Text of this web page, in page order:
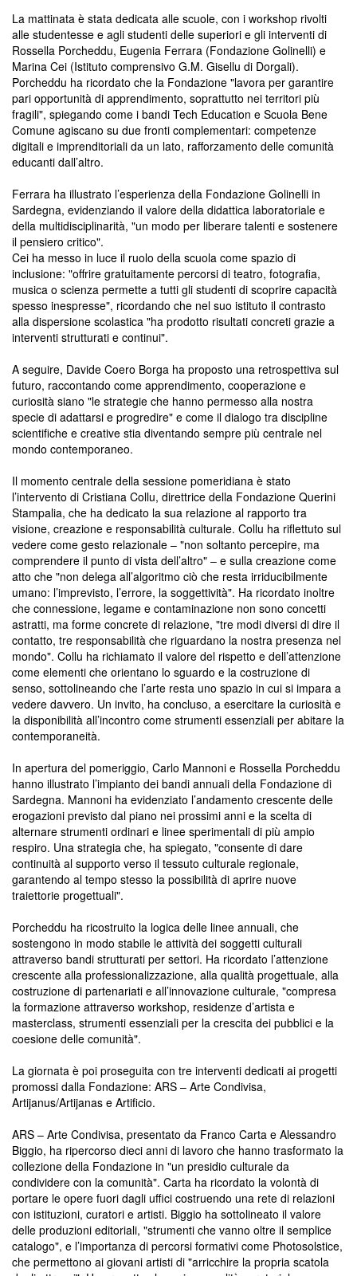
La mattinata è stata dedicata alle scuole, con i workshop rivolti
alle studentesse e agli studenti delle superiori e gli interventi di
Rossella Porcheddu, Eugenia Ferrara (Fondazione Golinelli) e
Marina Cei (Istituto comprensivo G.M. Gisellu di Dorgali).
Porcheddu ha ricordato che la Fondazione "lavora per garantire
pari opportunità di apprendimento, soprattutto nei territori più
fragili", spiegando come i bandi Tech Education e Scuola Bene
Comune agiscano su due fronti complementari: competenze
digitali e imprenditoriali da un lato, rafforzamento delle comunità
educanti dall’altro.
Ferrara ha illustrato l’esperienza della Fondazione Golinelli in
Sardegna, evidenziando il valore della didattica laboratoriale e
della multidisciplinarità, "un modo per liberare talenti e sostenere
il pensiero critico".
Cei ha messo in luce il ruolo della scuola come spazio di
inclusione: "offrire gratuitamente percorsi di teatro, fotografia,
musica o scienza permette a tutti gli studenti di scoprire capacità
spesso inespresse", ricordando che nel suo istituto il contrasto
alla dispersione scolastica "ha prodotto risultati concreti grazie a
interventi strutturati e continui".
A seguire, Davide Coero Borga ha proposto una retrospettiva sul
futuro, raccontando come apprendimento, cooperazione e
curiosità siano "le strategie che hanno permesso alla nostra
specie di adattarsi e progredire" e come il dialogo tra discipline
scientifiche e creative stia diventando sempre più centrale nel
mondo contemporaneo.
Il momento centrale della sessione pomeridiana è stato
l’intervento di Cristiana Collu, direttrice della Fondazione Querini
Stampalia, che ha dedicato la sua relazione al rapporto tra
visione, creazione e responsabilità culturale. Collu ha riflettuto sul
vedere come gesto relazionale – "non soltanto percepire, ma
comprendere il punto di vista dell’altro" – e sulla creazione come
atto che "non delega all’algoritmo ciò che resta irriducibilmente
umano: l’imprevisto, l’errore, la soggettività". Ha ricordato inoltre
che connessione, legame e contaminazione non sono concetti
astratti, ma forme concrete di relazione, "tre modi diversi di dire il
contatto, tre responsabilità che riguardano la nostra presenza nel
mondo". Collu ha richiamato il valore del rispetto e dell’attenzione
come elementi che orientano lo sguardo e la costruzione di
senso, sottolineando che l’arte resta uno spazio in cui si impara a
vedere davvero. Un invito, ha concluso, a esercitare la curiosità e
la disponibilità all’incontro come strumenti essenziali per abitare la
contemporaneità.
In apertura del pomeriggio, Carlo Mannoni e Rossella Porcheddu
hanno illustrato l’impianto dei bandi annuali della Fondazione di
Sardegna. Mannoni ha evidenziato l’andamento crescente delle
erogazioni previsto dal piano nei prossimi anni e la scelta di
alternare strumenti ordinari e linee sperimentali di più ampio
respiro. Una strategia che, ha spiegato, "consente di dare
continuità al supporto verso il tessuto culturale regionale,
garantendo al tempo stesso la possibilità di aprire nuove
traiettorie progettuali".
Porcheddu ha ricostruito la logica delle linee annuali, che
sostengono in modo stabile le attività dei soggetti culturali
attraverso bandi strutturati per settori. Ha ricordato l’attenzione
crescente alla professionalizzazione, alla qualità progettuale, alla
costruzione di partenariati e all’innovazione culturale, "compresa
la formazione attraverso workshop, residenze d’artista e
masterclass, strumenti essenziali per la crescita dei pubblici e la
coesione delle comunità".
La giornata è poi proseguita con tre interventi dedicati ai progetti
promossi dalla Fondazione: ARS – Arte Condivisa,
Artijanus/Artijanas e Artificio.
ARS – Arte Condivisa, presentato da Franco Carta e Alessandro
Biggio, ha ripercorso dieci anni di lavoro che hanno trasformato la
collezione della Fondazione in "un presidio culturale da
condividere con la comunità". Carta ha ricordato la volontà di
portare le opere fuori dagli uffici costruendo una rete di relazioni
con istituzioni, curatori e artisti. Biggio ha sottolineato il valore
delle produzioni editoriali, "strumenti che vanno oltre il semplice
catalogo", e l’importanza di percorsi formativi come Photosolstice,
che permettono ai giovani artisti di "arricchire la propria scatola